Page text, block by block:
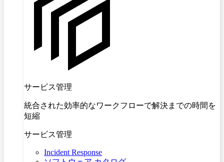
サービス管理
統合された効率的なワークフローで解決までの時間を
短縮
サービス管理
Incident Response